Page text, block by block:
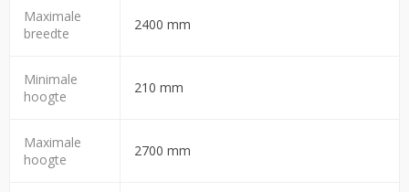
Maximale
breedte
2400 mm
Minimale
hoogte
210 mm
Maximale
hoogte
2700 mm